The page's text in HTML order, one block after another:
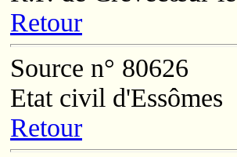
Retour
Source n° 80626
Etat civil d'Essômes
Retour